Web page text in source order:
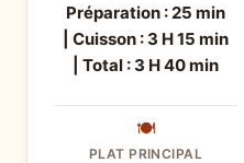
Préparation : 25 min
| Cuisson : 3 H 15 min
| Total : 3 H 40 min
🍽
PLAT PRINCIPAL